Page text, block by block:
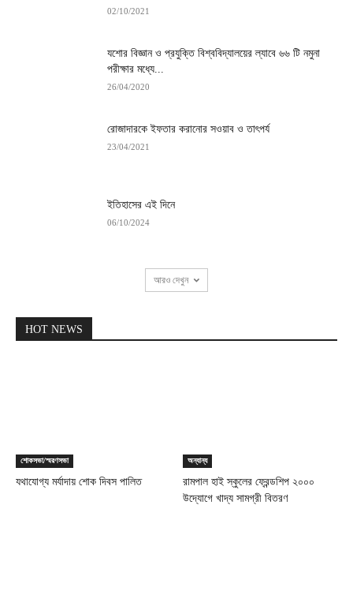
02/10/2021
যশোর বিজ্ঞান ও প্রযুক্তি বিশ্ববিদ্যালয়ের ল্যাবে ৬৬ টি নমুনা
পরীক্ষার মধ্যে...
26/04/2020
রোজাদারকে ইফতার করানোর সওয়াব ও তাৎপর্য
23/04/2021
ইতিহাসের এই দিনে
06/10/2024
আরও দেখুন
HOT NEWS
শোকসভা/স্মরণসভা
যথাযোগ্য মর্যাদায় শোক দিবস পালিত
অন্যান্য
রামপাল হাই স্কুলের ফ্রেন্ডশিপ ২০০০
উদ্যোগে খাদ্য সামগ্রী বিতরণ